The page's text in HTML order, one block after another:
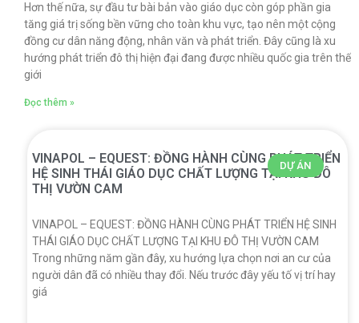
Hơn thế nữa, sự đầu tư bài bản vào giáo dục còn góp phần gia
tăng giá trị sống bền vững cho toàn khu vực, tạo nên một cộng
đồng cư dân năng động, nhân văn và phát triển. Đây cũng là xu
hướng phát triển đô thị hiện đại đang được nhiều quốc gia trên thế
giới
Đọc thêm »
DỰ ÁN
VINAPOL – EQUEST: ĐỒNG HÀNH CÙNG PHÁT TRIỂN
HỆ SINH THÁI GIÁO DỤC CHẤT LƯỢNG TẠI KHU ĐÔ
THỊ VƯỜN CAM
VINAPOL – EQUEST: ĐỒNG HÀNH CÙNG PHÁT TRIỂN HỆ SINH
THÁI GIÁO DỤC CHẤT LƯỢNG TẠI KHU ĐÔ THỊ VƯỜN CAM
Trong những năm gần đây, xu hướng lựa chọn nơi an cư của
người dân đã có nhiều thay đổi. Nếu trước đây yếu tố vị trí hay
giá